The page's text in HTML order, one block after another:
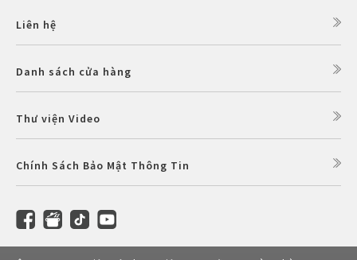
Liên hệ
Danh sách cửa hàng
Thư viện Video
Chính Sách Bảo Mật Thông Tin